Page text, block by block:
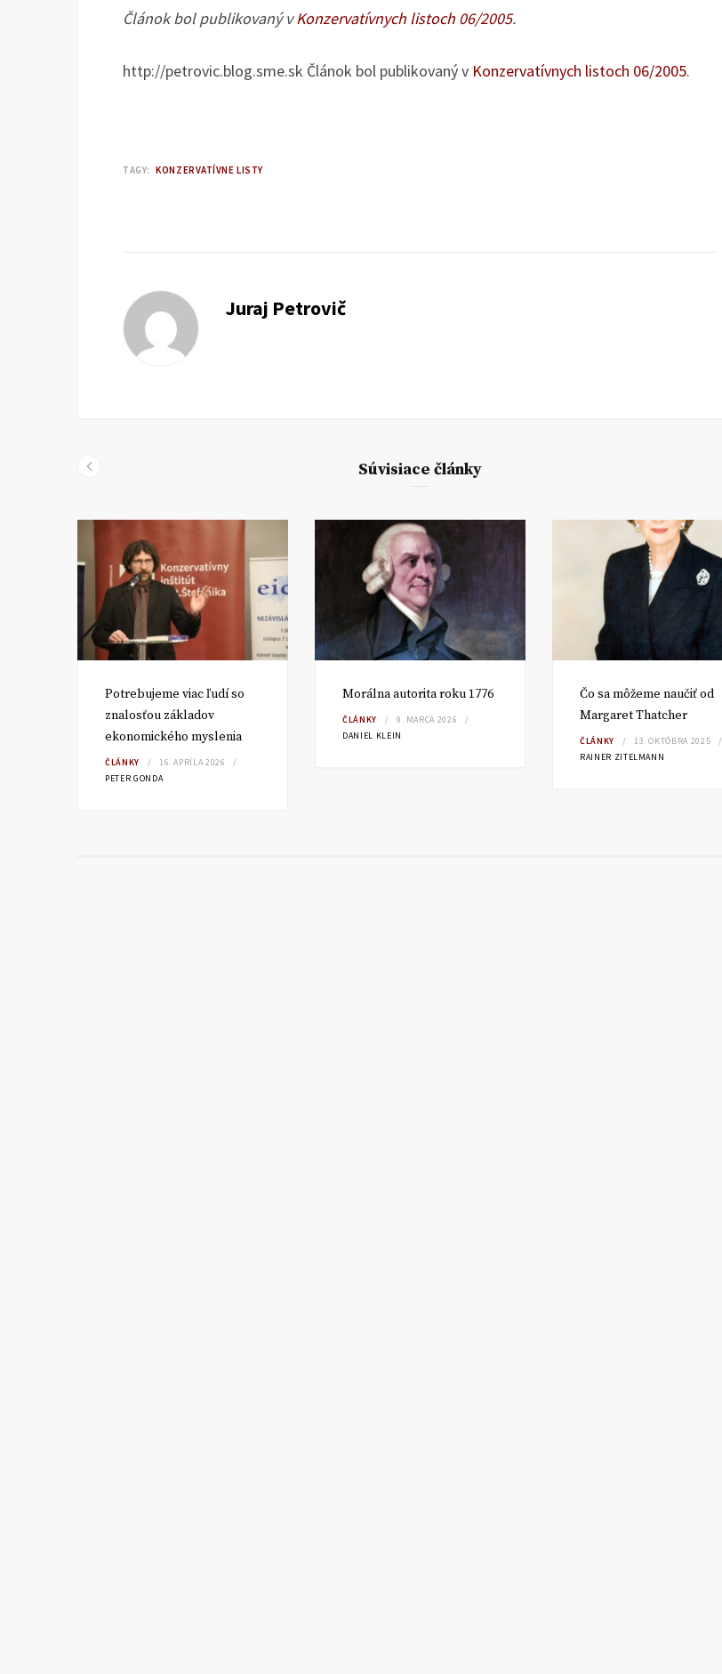
Článok bol publikovaný vKonzervatívnych listoch 06/2005.
http://petrovic.blog.sme.sk Článok bol publikovaný v Konzervatívnych listoch 06/2005.
TAGY: KONZERVATÍVNE LISTY
Juraj Petrovič
Súvisiace články
Potrebujeme viac ľudí so
znalosťou základov
ekonomického myslenia
ČLÁNKY
16. APRÍLA 2026
PETER GONDA
Morálna autorita roku 1776
ČLÁNKY
9. MARCA 2026
DANIEL KLEIN
Čo sa môžeme naučiť od
Margaret Thatcher
ČLÁNKY
13. OKTÓBRA 2025
RAINER ZITELMANN